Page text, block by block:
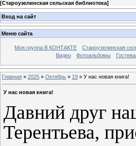
[Староузелинская сельская библиотека]
Вход на сайт
Меню сайта
Моя группа В КОНТАКТЕ Староузелинская
Видео
Фотоальбомы
Главная » 2025 » Октябрь » 19 » У нас новая книга!
У нас новая книга!
Давний друг
Терентьева,